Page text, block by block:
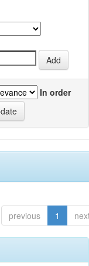
In order
previous 1